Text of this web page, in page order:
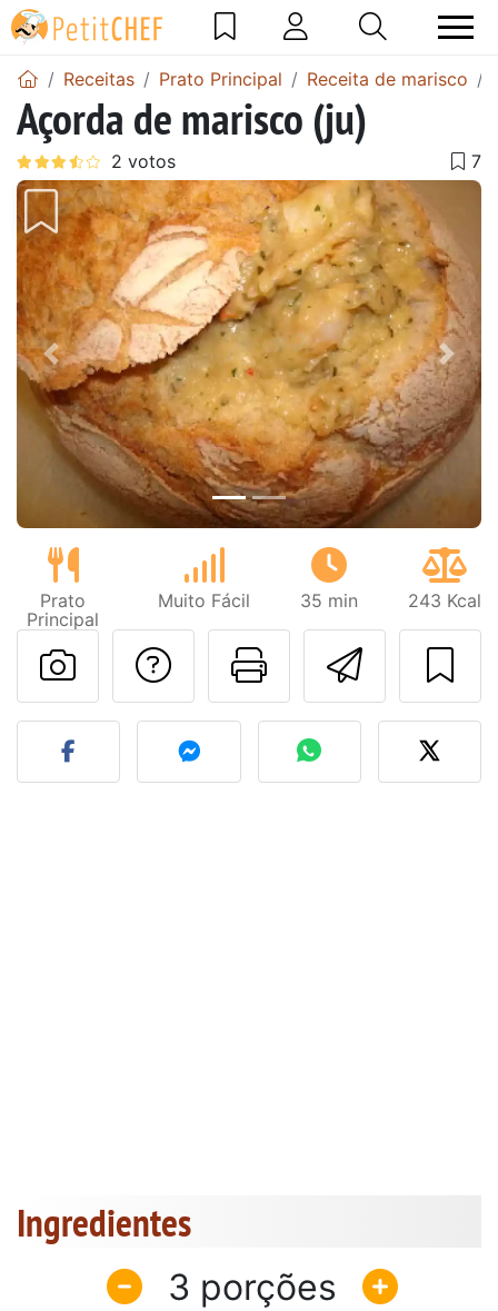
Receitas Prato Principal Receita de marisco
Açorda de marisco (ju)
Anterior Next
Prato
Principal
Muito Fácil 35 min 243 Kcal
Imprima
Falar com o autor
Fez esta receita?
Ingredientes
3